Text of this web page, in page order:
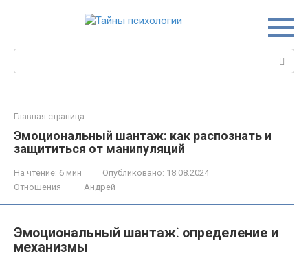
Главная страница
Эмоциональный шантаж: как распознать и
защититься от манипуляций
На чтение: 6 мин Опубликовано: 18.08.2024
Отношения
Андрей
Эмоциональный шантаж⁚ определение и
механизмы